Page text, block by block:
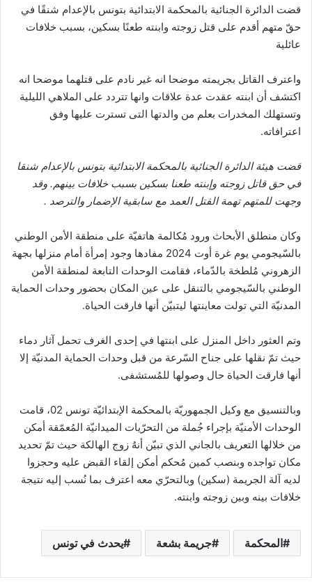
قضت الدائرة الجنائية بالمحكمة الابتدائية بتونس بالإعدام شنقًا في
حقّ متهم أقدم على قتل زوجته وابنته طعنًا بسكين، بسبب خلافات
عائلية
واعترف القاتل بجريمته موضحا انه غير نادم على قتلهما موضحا انه
اكتشف أن ابنته عقدت عدة علاقات وانها تتردد على الملاهي الليلية
وتستهلك المخدرات بعلم من والدتها التى تسترت عليها وفق
اعترافاته.
قضت هيئة الدائرة الجنائية بالمحكمة الابتدائية بتونس بالإعدام شنقا
في حق قاتل زوجته وإبنته طعنا بسكين بسبب خلافات بينهم. وقد
وجهت للمتهم تهمة القتل العمد مع سابقية الإضمار والترصد .
وكان منطلق الأبحاث ورود مُكالمة هاتفيّة على منطقة الأمن الوطني
بالسّيجومي يوم غرة أوت 2024 مفادها وجود إمرأة أمام منزلها بجهة
الزهروني مُلطخة بالدّماء، فقامت الوحدات التابعة لمنطقة الأمن
الوطني بالسّيجومي بالتنقل على عين المكان بحضور وحدات الحماية
المدنيّة التي تولت معاينتها ليتبيّن أنها فارقت الحياة.
وتم العثور داخل المنزل على ابنتها في إحدى الغرف تحمل آثار دماء
حيث تمّ نقلها على جناح السّرعة من قبل وحدات الحماية المدنيّة إلا
أنها فارقت الحياة حال وصولها للمُستشفى.
وبالتنسيق مع وكيل الجمهوريّة بالمحكمة الإبتدائيّة تونس 02، قامت
الوحدات الأمنيّة بإجراء جُملة من التحرّيات الميدانيّة المُعمّقة أمكن
من خلالها التعريف بالجاني الذي تبيّن أنهُ زوج الهالكة حيث تمّ تحديد
مكان تواجده وبنصب كمين مُحكم أمكن إلقاء القبض عليه وحجزوا
لديه آلة الجريمة (سكين) وبالتحرّي معه اعترف بما نُسب إليه نتيجة
خلافات بينه وبين زوجته وابنته.
المحكمة جريمة بشعة يحدث في تونس